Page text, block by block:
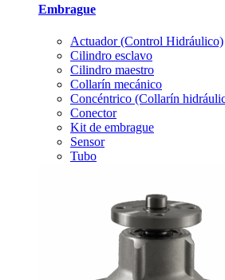
Embrague
Actuador (Control Hidráulico)
Cilindro esclavo
Cilindro maestro
Collarín mecánico
Concéntrico (Collarín
Conector
Kit de embrague
Sensor
Tubo